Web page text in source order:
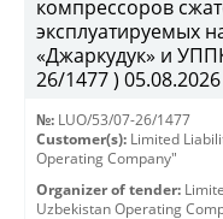
компрессоров
эксплуатируемых
«Джаркудук» и
26/1477 )
№: LUO/53/07-26/1477
Customer(s): Limited
Operating Company"
Organizer of tender:
Uzbekistan Operating